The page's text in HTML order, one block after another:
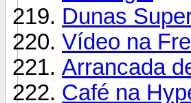
Dunas
Vídeo na
Arrancada
Café na